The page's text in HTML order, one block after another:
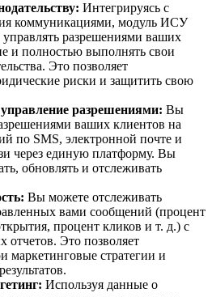
Интегрируясь с
коммуникациями, модуль ИСУ
управлять разрешениями ваших
и полностью выполнять свои
Это позволяет
риски и защитить свою
разрешениями: Вы
ваших клиентов на
по SMS, электронной почте и
через единую платформу. Вы
обновлять и отслеживать
Вы можете отслеживать
вами сообщений (процент
процент кликов и т. д.) с
Это позволяет
маркетинговые стратегии и
Используя данные о